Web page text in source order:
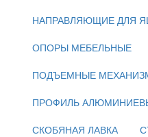
НАПРАВЛЯЮЩИЕ ДЛЯ
ОПОРЫ МЕБЕЛЬНЫЕ
ПОДЪЕМНЫЕ
ПРОФИЛЬ
СКОБЯНАЯ ЛАВКА